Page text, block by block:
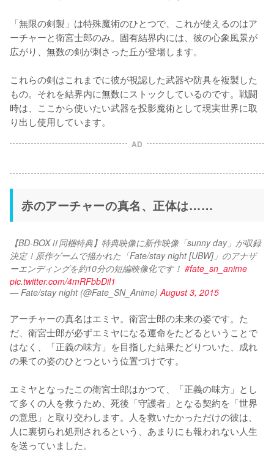
「無限の剣製」は特殊魔術のひとつで、これが使えるのはア
ーチャーと衛宮士郎のみ。固有結界内には、彼の心象風景が
広がり、無数の剣が刺さった丘が登場します。
これらの剣はこれまでに彼が視認した武器や防具を複製した
もの。それを結界内に無数にストックしているのです。戦闘
時は、ここから使いたい武器を投影魔術として現実世界に取
り出し使用しています。
AD
赤のアーチャーの真名、正体は……
【BD-BOXⅡ同梱特典】特典映像に新作映像「sunny day」が収録
決定！原作ゲームで描かれた「Fate/stay night [UBW]」のアナザ
ーエンディングを約10分の短編映像化です！ #fate_sn_anime
pic.twitter.com/4mRFbbDil1
— Fate/stay night (@Fate_SN_Anime)August 3, 2015
アーチャーの真名はエミヤ。衛宮士郎の未来の姿です。た
だ、衛宮士郎が必ずエミヤになる運命をたどるということで
はなく、「正義の味方」を目指した結果たどりついた、成れ
の果ての姿のひとつという位置づけです。
エミヤとなったこの衛宮士郎はかつて、「正義の味方」とし
て多くの人を救うため、死後「守護者」となる契約を「世界
の意思」と取り交わします。人を救いたかっただけの彼は、
人に裏切られ処刑されるという、あまりにも報われない人生
を送っていました。